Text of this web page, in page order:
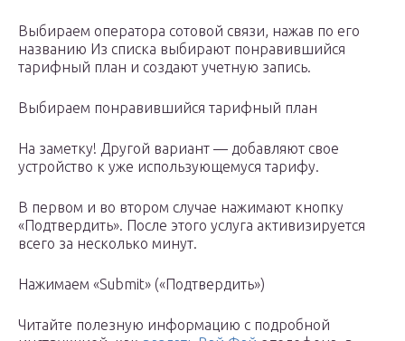
Выбираем оператора сотовой связи, нажав по его
названию Из списка выбирают понравившийся
тарифный план и создают учетную запись.
Выбираем понравившийся тарифный план
На заметку! Другой вариант — добавляют свое
устройство к уже использующемуся тарифу.
В первом и во втором случае нажимают кнопку
«Подтвердить». После этого услуга активизируется
всего за несколько минут.
Нажимаем «Submit» («Подтвердить»)
Читайте полезную информацию с подробной